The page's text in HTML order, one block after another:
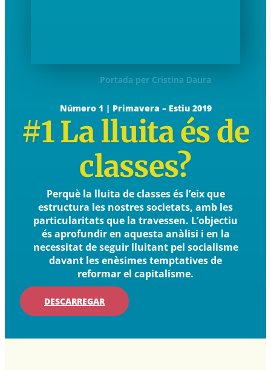
Portada per Cristina Daura
Número 1 | Primavera – Estiu 2019
#1 La lluita és de
classes?
Perquè la lluita de classes és l’eix que
estructura les nostres societats, amb les
particularitats que la travessen. L’objectiu
és aprofundir en aquesta anàlisi i en la
necessitat de seguir lluitant pel socialisme
davant les enèsimes temptatives de
reformar el capitalisme.
DESCARREGAR